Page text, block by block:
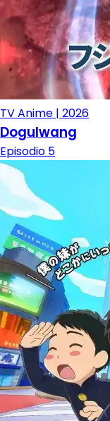
TV Anime | 2026
Dogulwang
Episodio 5